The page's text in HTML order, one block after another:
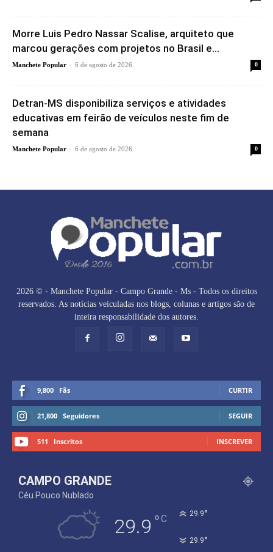
Morre Luis Pedro Nassar Scalise, arquiteto que
marcou gerações com projetos no Brasil e...
Manchete Popular - 6 de agosto de 2026 0
Detran-MS disponibiliza serviços e atividades
educativas em feirão de veículos neste fim de
semana
Manchete Popular - 6 de agosto de 2026 0
2026 © - Manchete Popular - Campo Grande - Ms - Todos os direitos
reservados. As notícias veiculadas nos blogs, colunas e artigos são de
inteira responsabilidade dos autores.
9,800 Fãs CURTIR
21,800 Seguidores SEGUIR
511 Inscritos INSCREVER
CAMPO GRANDE
Céu Pouco Nublado
29.9 °C 29.9°
29.9°